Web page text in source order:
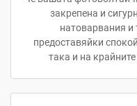
закрепена и
натоварвания и
предоставяйки
така и на